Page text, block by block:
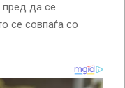
пред да се
се совпаѓа со